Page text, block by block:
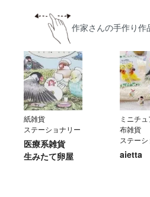
作家さんの手作り作
紙雑貨
ステーショナリー
医療系雑貨
生みたて卵屋
ミニチ
布雑貨
ステー
aietta